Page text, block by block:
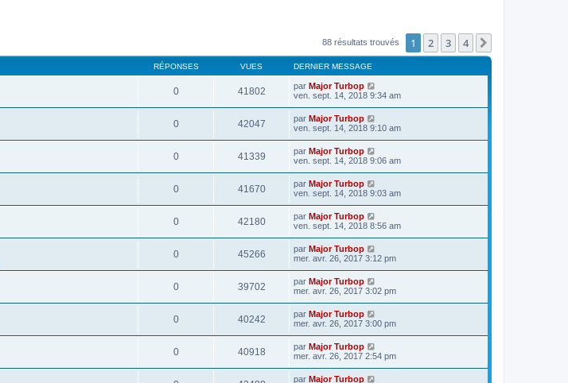
88 résultats trouvés 1 2 3 4
RÉPONSES VUES DERNIER MESSAGE
0 41802 par Major Turbop
ven. sept. 14, 2018 9:34 am
0 42047 par Major Turbop
ven. sept. 14, 2018 9:10 am
0 41339 par Major Turbop
ven. sept. 14, 2018 9:06 am
0 41670 par Major Turbop
ven. sept. 14, 2018 9:03 am
0 42180 par Major Turbop
ven. sept. 14, 2018 8:56 am
0 45266 par Major Turbop
mer. avr. 26, 2017 3:12 pm
0 39702 par Major Turbop
mer. avr. 26, 2017 3:02 pm
0 40242 par Major Turbop
mer. avr. 26, 2017 3:00 pm
0 40918 par Major Turbop
mer. avr. 26, 2017 2:54 pm
par Major Turbop